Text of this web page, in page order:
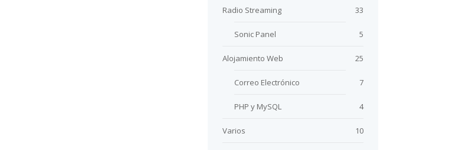
Radio Streaming 33
Sonic Panel 5
Alojamiento Web 25
Correo Electrónico 7
PHP y MySQL 4
Varios 10